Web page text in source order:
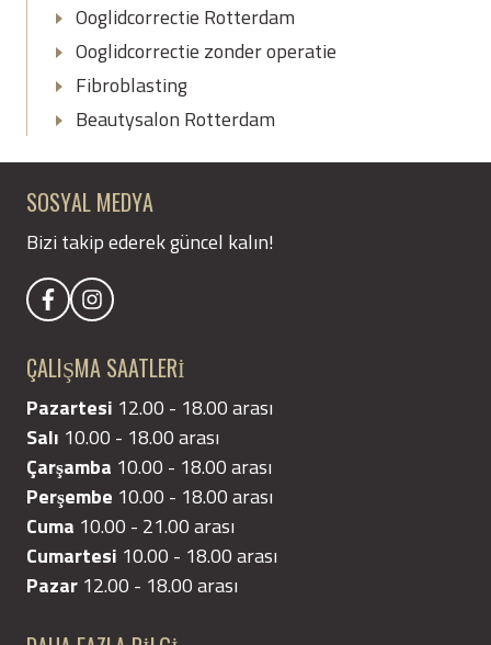
Ooglidcorrectie Rotterdam
Ooglidcorrectie zonder operatie
Fibroblasting
Beautysalon Rotterdam
SOSYAL MEDYA
Bizi takip ederek güncel kalın!
ÇALIŞMA SAATLERİ
Pazartesi 12.00 - 18.00 arası
Salı 10.00 - 18.00 arası
Çarşamba 10.00 - 18.00 arası
Perşembe 10.00 - 18.00 arası
Cuma 10.00 - 21.00 arası
Cumartesi 10.00 - 18.00 arası
Pazar 12.00 - 18.00 arası